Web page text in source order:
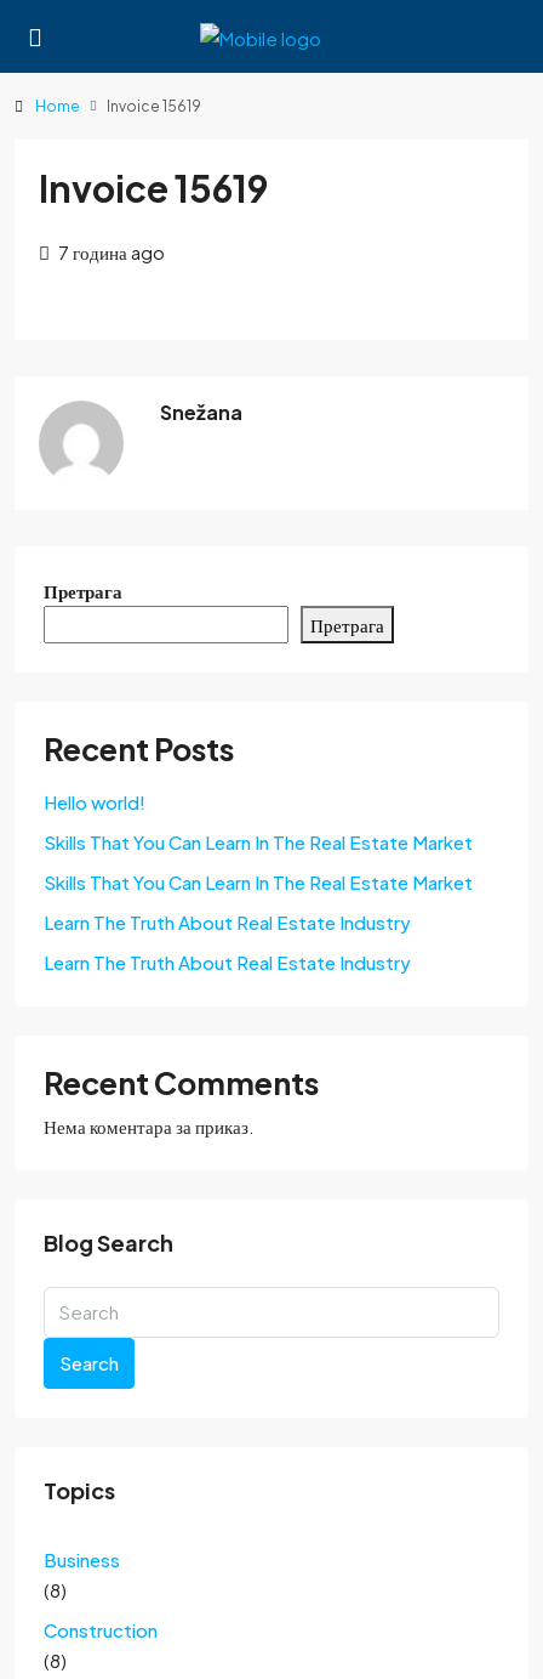
Home Invoice 15619
Invoice 15619
7 година ago
Snežana
Претрага
Претрага
Recent Posts
Hello world!
Skills That You Can Learn In The Real Estate Market
Skills That You Can Learn In The Real Estate Market
Learn The Truth About Real Estate Industry
Learn The Truth About Real Estate Industry
Recent Comments
Нема коментара за приказ.
Blog Search
Search
Topics
Business
(8)
Construction
(8)